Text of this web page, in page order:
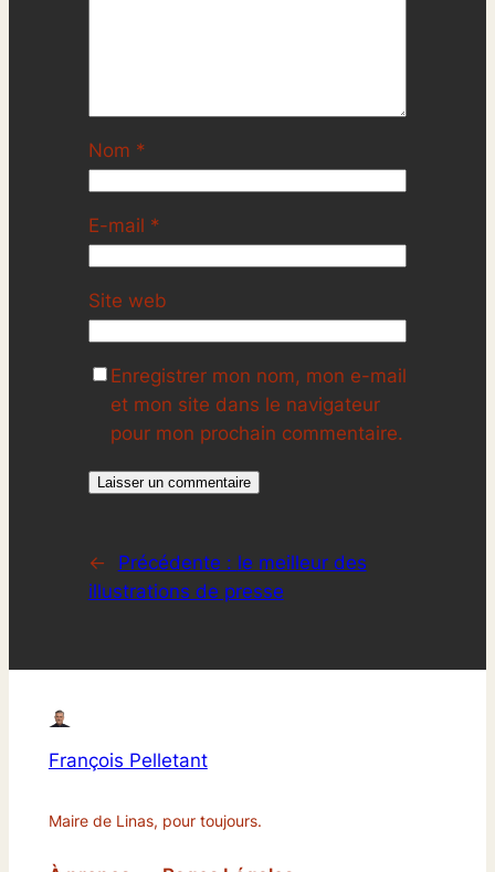
Nom *
E-mail *
Site web
Enregistrer mon nom, mon e-mail
et mon site dans le navigateur
pour mon prochain commentaire.
← Précédente : le meilleur des
illustrations de presse
François Pelletant
Maire de Linas, pour toujours.